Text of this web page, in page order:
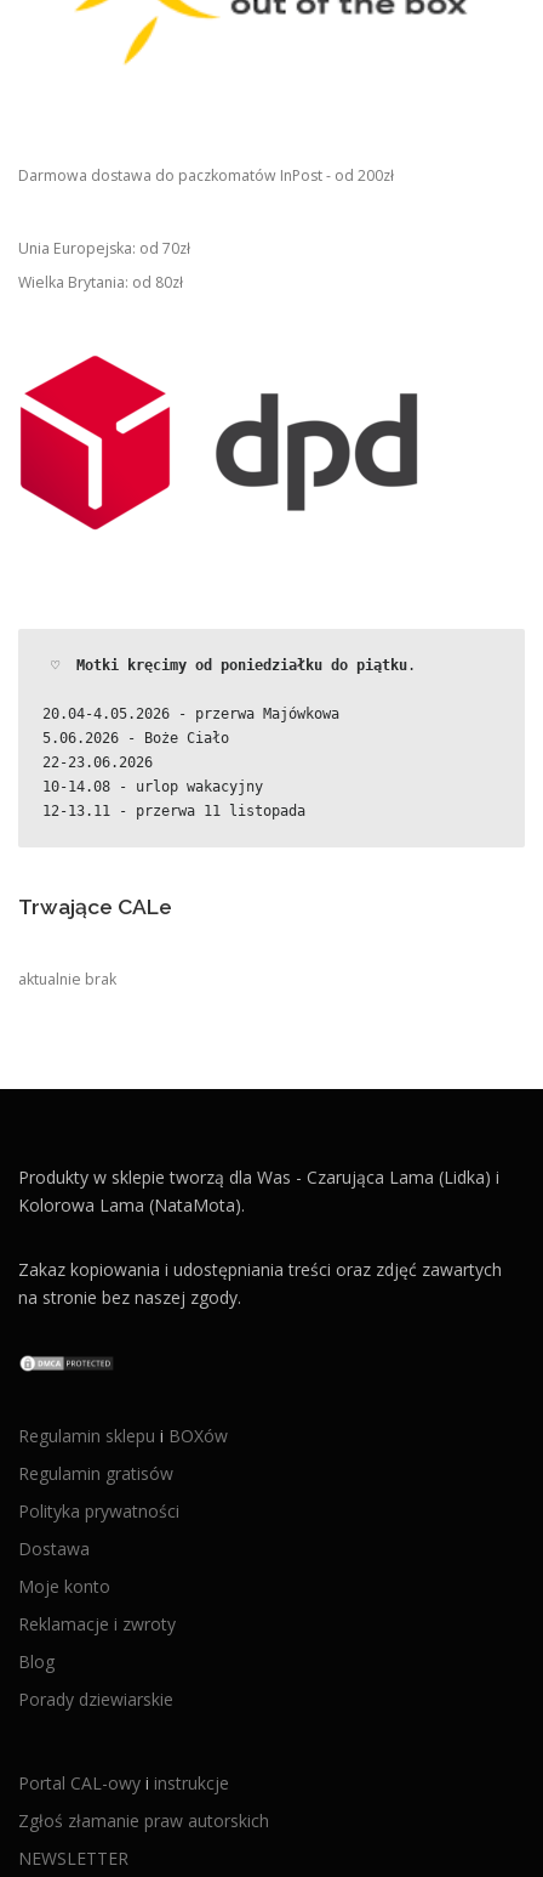
Darmowa dostawa do paczkomatów InPost - od 200zł
Unia Europejska: od 70zł
Wielka Brytania: od 80zł
♡ Motki kręcimy od poniedziałku do piątku.
20.04-4.05.2026 - przerwa Majówkowa
5.06.2026 - Boże Ciało
22-23.06.2026
10-14.08 - urlop wakacyjny
12-13.11 - przerwa 11 listopada
Trwające CALe
aktualnie brak
Produkty w sklepie tworzą dla Was - Czarująca Lama (Lidka) i
Kolorowa Lama (NataMota).
Zakaz kopiowania i udostępniania treści oraz zdjęć zawartych
na stronie bez naszej zgody.
Regulamin sklepu i BOXów
Regulamin gratisów
Polityka prywatności
Dostawa
Moje konto
Reklamacje i zwroty
Blog
Porady dziewiarskie
Portal CAL-owy i instrukcje
Zgłoś złamanie praw autorskich
NEWSLETTER